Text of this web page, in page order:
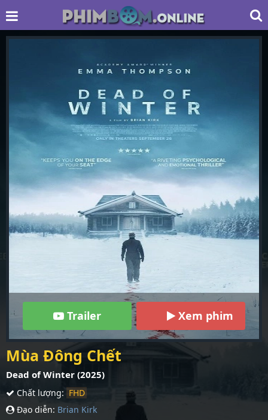
Trailer Xem phim
Mùa Đông Chết
Dead of Winter (2025)
Chất lượng: FHD
Đạo diễn: Brian Kirk